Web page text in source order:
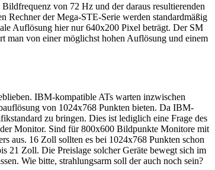
von 72 Hz und der daraus resultierenden
Rechner der Mega-STE-Serie werden standardmäßig
Auflösung hier nur 640x200 Pixel beträgt. Der SM
man von einer möglichst hohen Auflösung und einem
IBM-kompatible ATs warten inzwischen
von 1024x768 Punkten bieten. Da IBM-
zu bringen. Dies ist lediglich eine Frage des
Monitor. Sind für 800x600 Bildpunkte Monitore mit
aus. 16 Zoll sollten es bei 1024x768 Punkten schon
21 Zoll. Die Preislage solcher Geräte bewegt sich im
Wie bitte, strahlungsarm soll der auch noch sein?